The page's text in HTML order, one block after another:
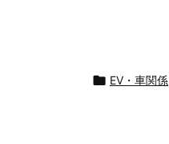
 EV・車関係